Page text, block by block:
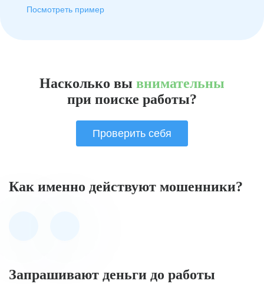
Посмотреть пример
Насколько вы внимательны
при поиске работы?
Проверить себя
Как именно действуют мошенники?
Запрашивают деньги до работы